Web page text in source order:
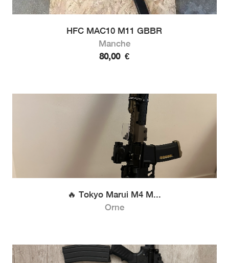
HFC MAC10 M11 GBBR
Manche
80,00 €
🔥 Tokyo Marui M4 M...
Orne